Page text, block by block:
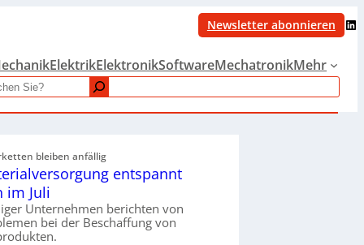
Newsletter abonnieren LinkedIn
ElektrikElektronikSoftwareMechatronikMehr
bleiben anfällig
entspannt
im Juli
Unternehmen berichten von
bei der Beschaffung von